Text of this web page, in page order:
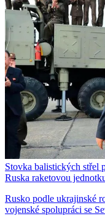
Stovka balistických střel
Ruska raketovou
Rusko podle ukrajinské
vojenské spolupráci se